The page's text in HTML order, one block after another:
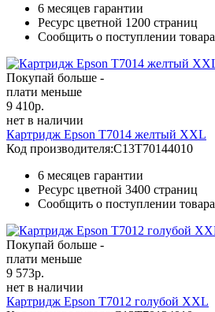
6 месяцев гарантии
Ресурс цветной 1200 страниц
Сообщить о поступлении товара
Покупай больше -
плати меньше
9 410р.
нет в наличии
Картридж Epson T7014 желтый XXL
Код производителя:C13T70144010
6 месяцев гарантии
Ресурс цветной 3400 страниц
Сообщить о поступлении товара
Покупай больше -
плати меньше
9 573р.
нет в наличии
Картридж Epson T7012 голубой XXL